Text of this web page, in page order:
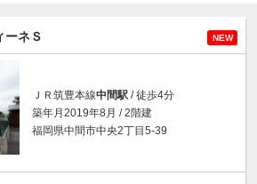
ーネＳ NEW
ＪＲ筑豊本線中間駅 / 徒歩4分
築年月2019年8月 / 2階建
福岡県中間市中央2丁目5-39